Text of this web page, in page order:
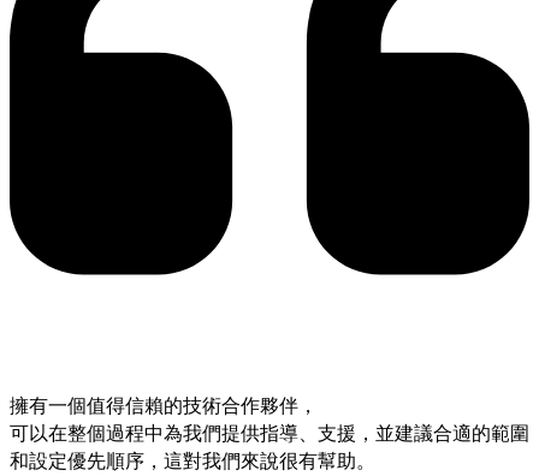
擁有一個值得信賴的技術合作夥伴，
可以在整個過程中為我們提供指導、支援，並建議合適的範圍
和設定優先順序，這對我們來說很有幫助。